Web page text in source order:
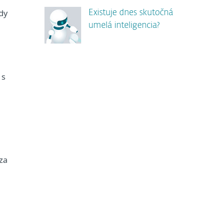
Existuje dnes skutočná
umelá inteligencia?